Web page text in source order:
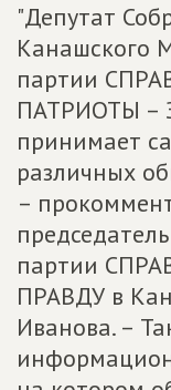
"Депутат
Канашского
партии
ПАТРИОТЫ –
принимает
различных
–
партии
ПРАВДУ в
Иванова. –